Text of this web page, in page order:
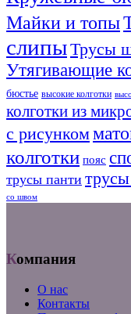
Майки и топы
слипыТрусы
Утягивающие
бюстье высокие колготки
колготки из
с рисунком
колготки пояс
трусы панти
со швом
Компания
О нас
Контакты